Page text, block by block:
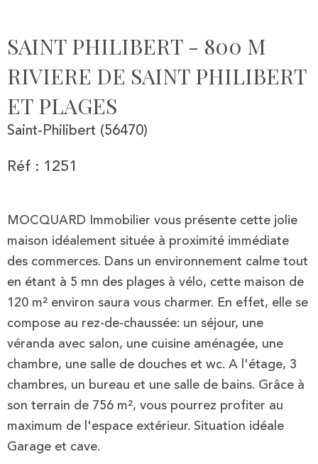
SAINT PHILIBERT - 800 M
RIVIERE DE SAINT PHILIBERT
ET PLAGES
Saint-Philibert (56470)
Réf : 1251
MOCQUARD Immobilier vous présente cette jolie
maison idéalement située à proximité immédiate
des commerces. Dans un environnement calme tout
en étant à 5 mn des plages à vélo, cette maison de
120 m² environ saura vous charmer. En effet, elle se
compose au rez-de-chaussée: un séjour, une
véranda avec salon, une cuisine aménagée, une
chambre, une salle de douches et wc. A l'étage, 3
chambres, un bureau et une salle de bains. Grâce à
son terrain de 756 m², vous pourrez profiter au
maximum de l'espace extérieur. Situation idéale
Garage et cave.